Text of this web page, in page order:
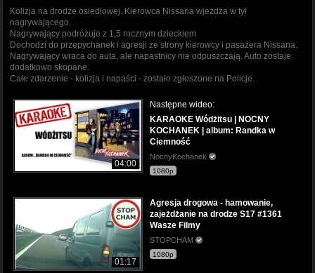
Kolizja na drodze osiedlowej. Kierowca Nissana wjeżdża w tył
nagrywającego.
Nagrywający podróżuje z 1,5 rocznym dzieckiem
Dochodzi do przepychanek i agresji ze strony kierowcy i pasażera Nissana.
Nagrywający wraca do auta, ale napastnicy nie odpuszczają. Auto zostaje
dodatkowo skopane.
Całe zdarzenie - kolizja i napaści - zostało zgłoszone na Policje.
04:00
Następne wideo:
KARAOKE Wódżitsu | NOCNY
KOCHANEK | album: Randka w
Ciemność
NocnyKochanek
1080p
01:17
Agresja drogowa - hamowanie,
zajeżdżanie na drodze S17 #1361
Wasze Filmy
STOPCHAM
1080p